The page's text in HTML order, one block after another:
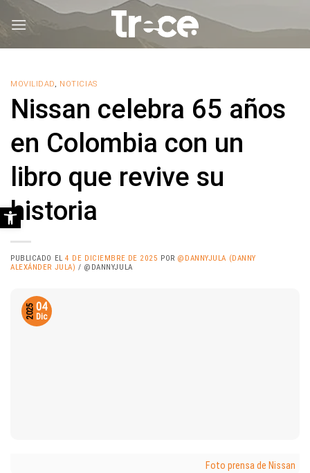
MOVILIDAD, NOTICIAS
Nissan celebra 65 años
en Colombia con un
libro que revive su
historia
PUBLICADO EL4 DE DICIEMBRE DE 2025 POR @DANNYJULA (DANNY
ALEXÁNDER JULA) / @DANNYJULA
Foto prensa de Nissan
04
Dic
2025
Abrir barra de herramientas